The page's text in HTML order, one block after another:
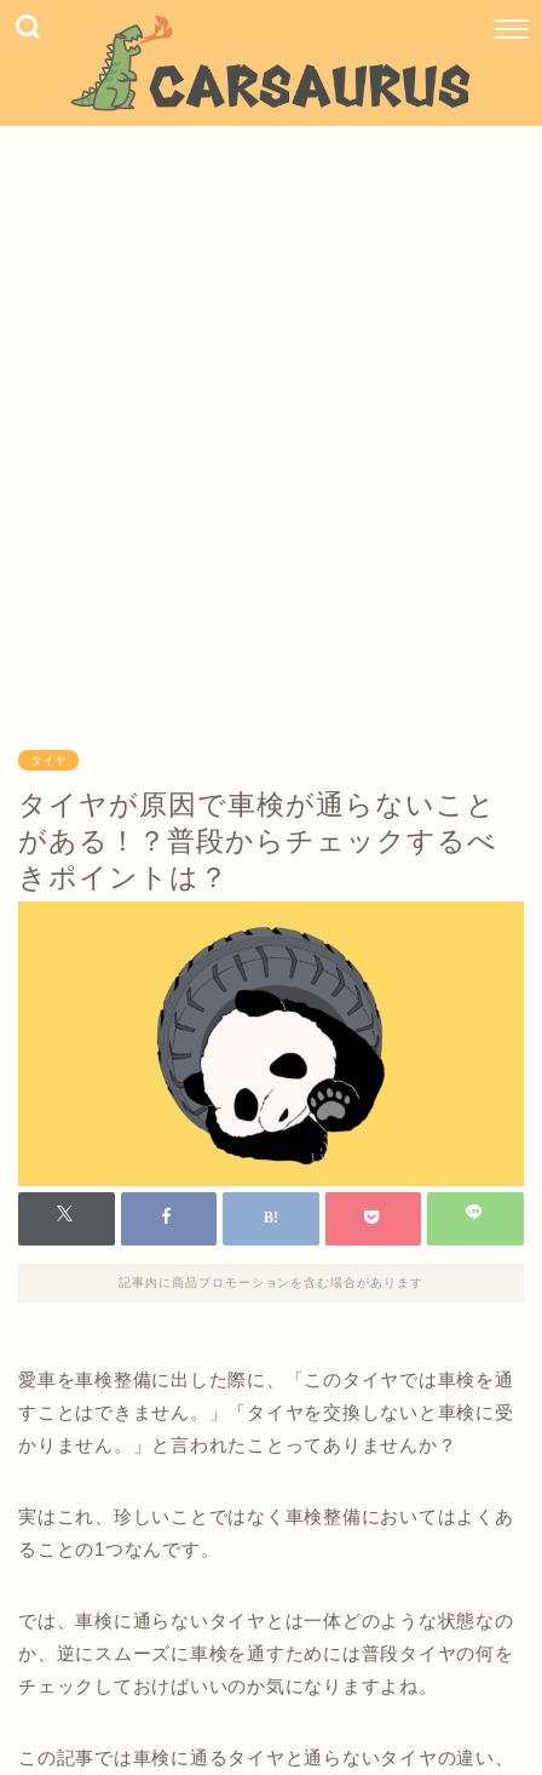
タイヤ
タイヤが原因で車検が通らないこと
がある！？普段からチェックするべ
きポイントは？
記事内に商品プロモーションを含む場合があります
愛車を車検整備に出した際に、「このタイヤでは車検を通
すことはできません。」「タイヤを交換しないと車検に受
かりません。」と言われたことってありませんか？
実はこれ、珍しいことではなく車検整備においてはよくあ
ることの1つなんです。
では、車検に通らないタイヤとは一体どのような状態なの
か、逆にスムーズに車検を通すためには普段タイヤの何を
チェックしておけばいいのか気になりますよね。
この記事では車検に通るタイヤと通らないタイヤの違い、